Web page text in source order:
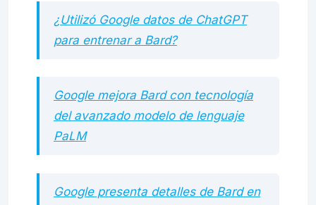
¿Utilizó Google datos de ChatGPT
para entrenar a Bard?
Google mejora Bard con tecnología
del avanzado modelo de lenguaje
PaLM
Google presenta detalles de Bard en